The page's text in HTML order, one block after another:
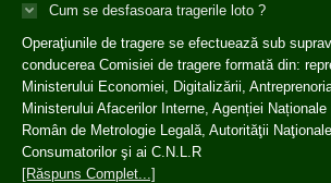
Cum se desfasoara tragerile loto ?
Operaţiunile de tragere se efectuează sub
conducerea Comisiei de tragere formată din:
Ministerului Economiei, Digitalizării,
Ministerului Afacerilor Interne, Agenției
Român de Metrologie Legală, Autorităţii
Consumatorilor şi ai C.N.L.R
[Răspuns Complet...]